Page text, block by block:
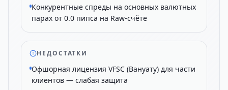
Конкурентные спреды на основных валютных
парах от 0.0 пипса на Raw-счёте
НЕДОСТАТКИ
Офшорная лицензия VFSC (Вануату) для части
клиентов — слабая защита